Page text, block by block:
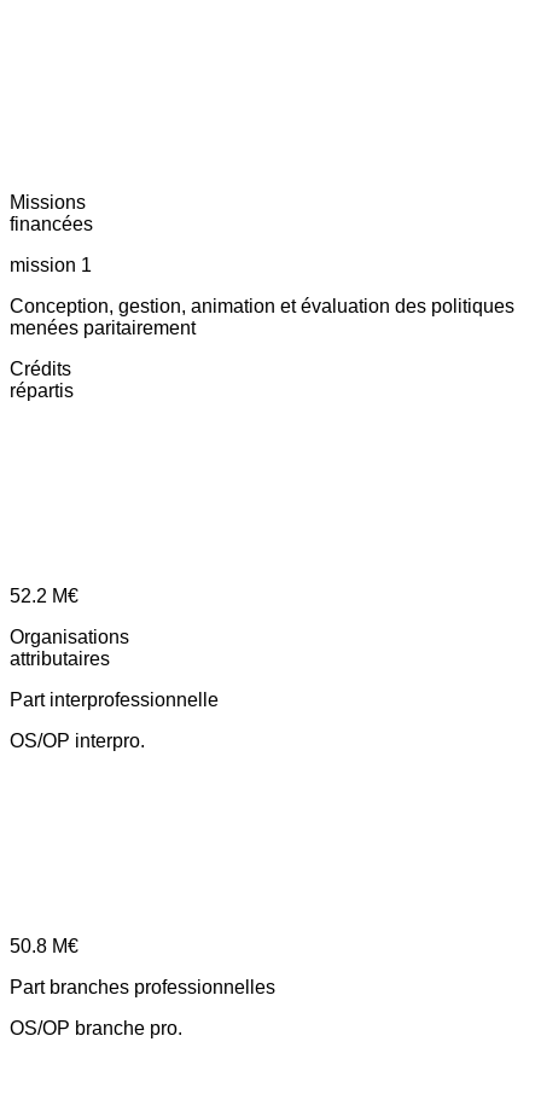
Missions
financées
mission 1
Conception, gestion, animation et évaluation des politiques
menées paritairement
Crédits
répartis
52.2 M€
Organisations
attributaires
Part interprofessionnelle
OS/OP interpro.
50.8 M€
Part branches professionnelles
OS/OP branche pro.